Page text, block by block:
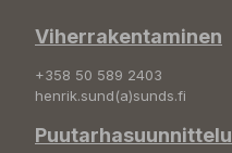
Viherrakentaminen
+358 50 589 2403
henrik.sund(a)sunds.fi
Puutarhasuunnittelu